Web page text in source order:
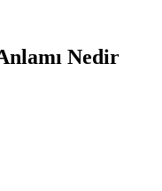
Nedir